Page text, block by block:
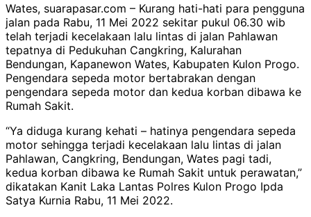
Wates, suarapasar.com – Kurang hati-hati para pengguna
jalan pada Rabu, 11 Mei 2022 sekitar pukul 06.30 wib
telah terjadi kecelakaan lalu lintas di jalan Pahlawan
tepatnya di Pedukuhan Cangkring, Kalurahan
Bendungan, Kapanewon Wates, Kabupaten Kulon Progo.
Pengendara sepeda motor bertabrakan dengan
pengendara sepeda motor dan kedua korban dibawa ke
Rumah Sakit.
“Ya diduga kurang kehati – hatinya pengendara sepeda
motor sehingga terjadi kecelakaan lalu lintas di jalan
Pahlawan, Cangkring, Bendungan, Wates pagi tadi,
kedua korban dibawa ke Rumah Sakit untuk perawatan,”
dikatakan Kanit Laka Lantas Polres Kulon Progo Ipda
Satya Kurnia Rabu, 11 Mei 2022.